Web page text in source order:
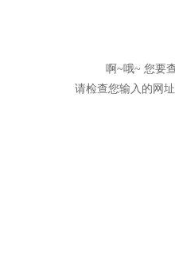
啊~哦~ 您要
请检查您输入的网